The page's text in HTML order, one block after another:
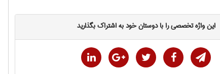
این واژه تخصصی را با دوستان خود به اشتراک بگذارید